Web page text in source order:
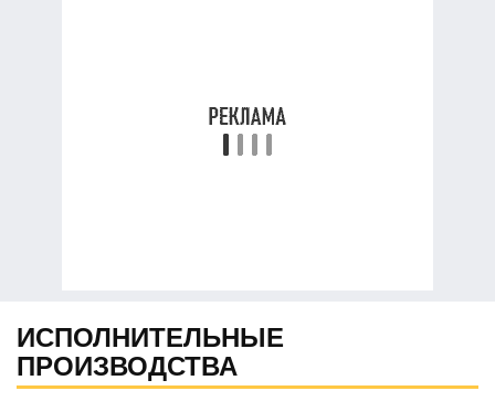
ИСПОЛНИТЕЛЬНЫЕ
ПРОИЗВОДСТВА